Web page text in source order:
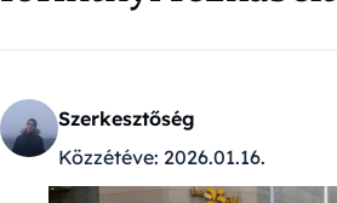
Szerkesztőség
Közzétéve: 2026.01.16.